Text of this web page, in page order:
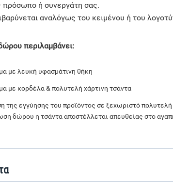
πρόσωπο ή συνεργάτη σας.
αναλόγως του κειμένου ή του
περιλαμβάνει:
με λευκή υφασμάτινη θήκη
με κορδέλα & πολυτελή χάρτινη τσάντα
της εγγύησης του προϊόντος σε ξεχωριστό
δώρου η τσάντα αποστέλλεται απευθείας στο